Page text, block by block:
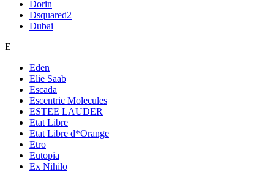
Dorin
Dsquared2
Dubai
E
Eden
Elie Saab
Escada
Escentric Molecules
ESTEE LAUDER
Etat Libre
Etat Libre d*Orange
Etro
Eutopia
Ex Nihilo